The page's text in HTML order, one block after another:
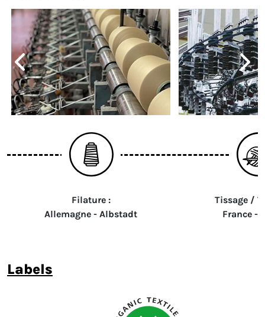
Filature :
Allemagne - Albstadt
Tissage /
France -
labels